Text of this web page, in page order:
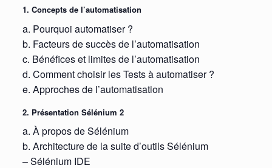
1. Concepts de l’automatisation
a. Pourquoi automatiser ?
b. Facteurs de succès de l’automatisation
c. Bénéfices et limites de l’automatisation
d. Comment choisir les Tests à automatiser ?
e. Approches de l’automatisation
2. Présentation Sélénium 2
a. À propos de Sélénium
b. Architecture de la suite d’outils Sélénium
– Sélénium IDE